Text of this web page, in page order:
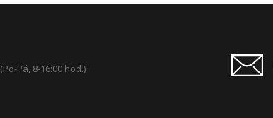
(Po-Pá, 8-16:00 hod.)